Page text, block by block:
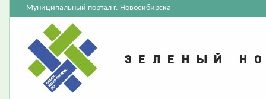
Муниципальный портал г. Новосибирска